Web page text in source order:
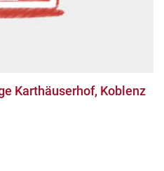
Karthäuserhof, Koblenz